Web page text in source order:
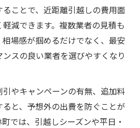
越し節約ポイントまとめ
で今すぐ使える節約ポイント
越し費用を抑える最新トレンド
見つかる賢い節約テクニック
費用削減の裏ワザを徹底解説
ことで、近距離引越しの費用面
減できます。複数業者の見積も
場感が掴めるだけでなく、最安
スの良い業者を選びやすくなり
やキャンペーンの有無、追加料
と、予想外の出費を防ぐことが
では、引越しシーズンや平日・